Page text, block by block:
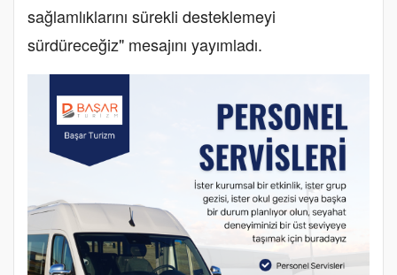
sağlamlıklarını sürekli desteklemeyi
sürdüreceğiz" mesajını yayımladı.